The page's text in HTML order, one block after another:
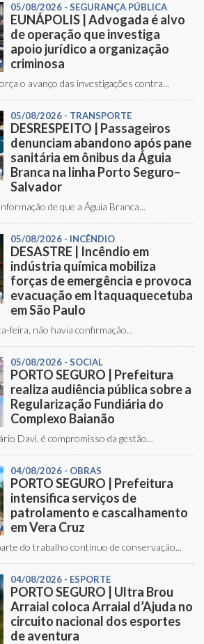
05/08/2026 - SEGURANÇA PÚBLICA
EUNÁPOLIS | Advogada é alvo
de operação que investiga
apoio jurídico a organização
criminosa
o avanço das investigações contra...
05/08/2026 - TRANSPORTE
DESRESPEITO | Passageiros
denunciam abandono após pane
sanitária em ônibus da Águia
Branca na linha Porto Seguro–
Salvador
de que a Águia Branca...
05/08/2026 - INCÊNDIO
DESASTRE | Incêndio em
indústria química mobiliza
forças de emergência e provoca
evacuação em Itaquaquecetuba
em São Paulo
feira, não havia confirmação...
05/08/2026 - SOCIAL
PORTO SEGURO | Prefeitura
realiza audiência pública sobre a
Regularização Fundiária do
Complexo Baianão
Davi, é compromisso da gestão...
04/08/2026 - OBRAS
PORTO SEGURO | Prefeitura
intensifica serviços de
patrolamento e cascalhamento
em Vera Cruz
do trabalho contínuo de conservação...
04/08/2026 - ESPORTE
PORTO SEGURO | Ultra Brou
Arraial coloca Arraial d’Ajuda no
circuito nacional dos esportes
de aventura